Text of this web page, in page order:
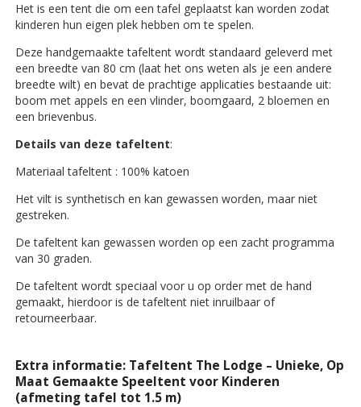
Het is een tent die om een tafel geplaatst kan worden zodat
kinderen hun eigen plek hebben om te spelen.
Deze handgemaakte tafeltent wordt standaard geleverd met
een breedte van 80 cm (laat het ons weten als je een andere
breedte wilt) en bevat de prachtige applicaties bestaande uit:
boom met appels en een vlinder, boomgaard, 2 bloemen en
een brievenbus.
Details van deze tafeltent:
Materiaal tafeltent : 100% katoen
Het vilt is synthetisch en kan gewassen worden, maar niet
gestreken.
De tafeltent kan gewassen worden op een zacht programma
van 30 graden.
De tafeltent wordt speciaal voor u op order met de hand
gemaakt, hierdoor is de tafeltent niet inruilbaar of
retourneerbaar.
Extra informatie: Tafeltent The Lodge – Unieke, Op
Maat Gemaakte Speeltent voor Kinderen
(afmeting tafel tot 1.5 m)